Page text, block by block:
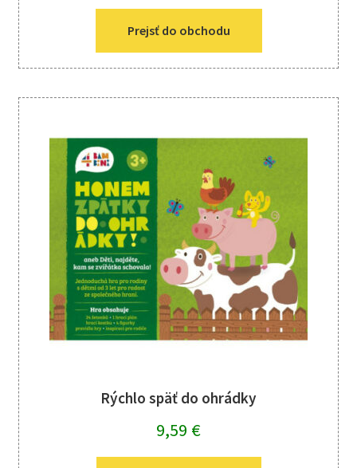
Prejsť do obchodu
Rýchlo späť do ohrádky
9,59 €